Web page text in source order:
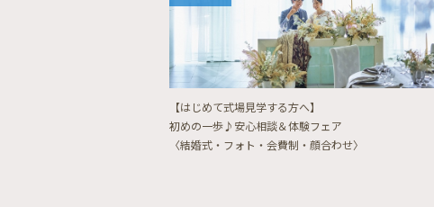
【はじめて式場見学する方へ】
初めの一歩♪安心相談＆体験フェア
〈結婚式・フォト・会費制・顔合わせ〉